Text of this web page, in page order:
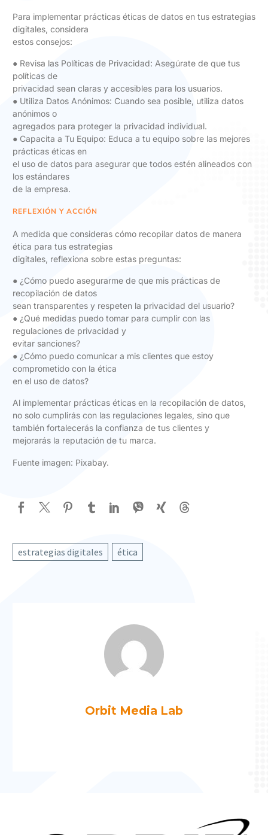
Para implementar prácticas éticas de datos en tus estrategias
digitales, considera
estos consejos:
● Revisa las Políticas de Privacidad: Asegúrate de que tus
políticas de
privacidad sean claras y accesibles para los usuarios.
● Utiliza Datos Anónimos: Cuando sea posible, utiliza datos
anónimos o
agregados para proteger la privacidad individual.
● Capacita a Tu Equipo: Educa a tu equipo sobre las mejores
prácticas éticas en
el uso de datos para asegurar que todos estén alineados con
los estándares
de la empresa.
REFLEXIÓN Y ACCIÓN
A medida que consideras cómo recopilar datos de manera
ética para tus estrategias
digitales, reflexiona sobre estas preguntas:
● ¿Cómo puedo asegurarme de que mis prácticas de
recopilación de datos
sean transparentes y respeten la privacidad del usuario?
● ¿Qué medidas puedo tomar para cumplir con las
regulaciones de privacidad y
evitar sanciones?
● ¿Cómo puedo comunicar a mis clientes que estoy
comprometido con la ética
en el uso de datos?
Al implementar prácticas éticas en la recopilación de datos,
no solo cumplirás con las regulaciones legales, sino que
también fortalecerás la confianza de tus clientes y
mejorarás la reputación de tu marca.
Fuente imagen: Pixabay.
estrategias digitales ética
Orbit Media Lab